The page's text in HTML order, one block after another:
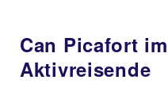
Can Picafort
Aktivreisende